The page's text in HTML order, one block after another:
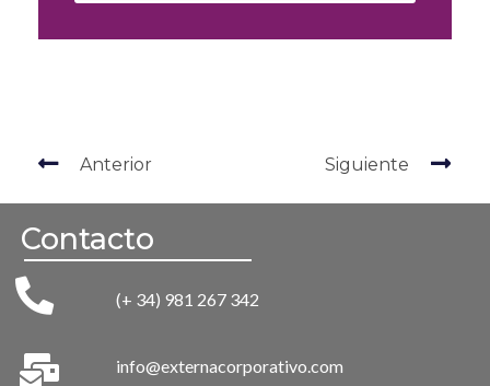
Anterior Siguiente
Contacto
(+ 34) 981 267 342
info@externacorporativo.com